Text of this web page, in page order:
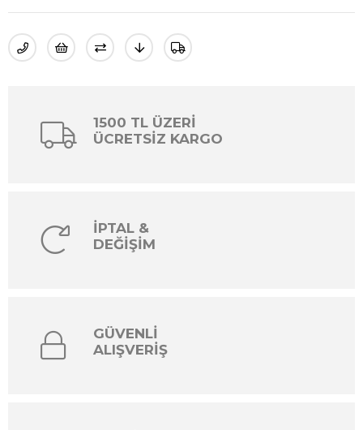
1500 TL ÜZERİ
ÜCRETSİZ KARGO
İPTAL &
DEĞİŞİM
GÜVENLİ
ALIŞVERİŞ